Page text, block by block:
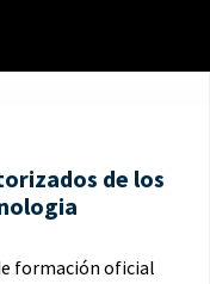
de los
formación oficial